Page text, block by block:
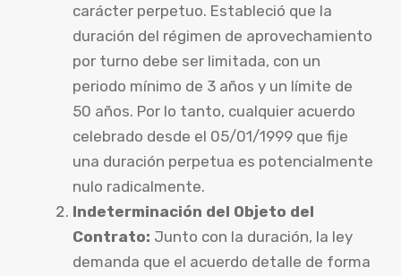
carácter perpetuo. Estableció que la
duración del régimen de aprovechamiento
por turno debe ser limitada, con un
periodo mínimo de 3 años y un límite de
50 años. Por lo tanto, cualquier acuerdo
celebrado desde el 05/01/1999 que fije
una duración perpetua es potencialmente
nulo radicalmente.
Indeterminación del Objeto del
Contrato: Junto con la duración, la ley
demanda que el acuerdo detalle de forma